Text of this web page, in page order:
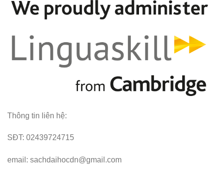
Thông tin liên hệ:
SĐT: 02439724715
email: sachdaihocdn@gmail.com